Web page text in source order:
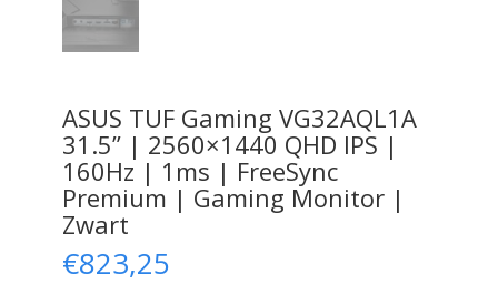
ASUS TUF Gaming VG32AQL1A
31.5” | 2560×1440 QHD IPS |
160Hz | 1ms | FreeSync
Premium | Gaming Monitor |
Zwart
€823,25